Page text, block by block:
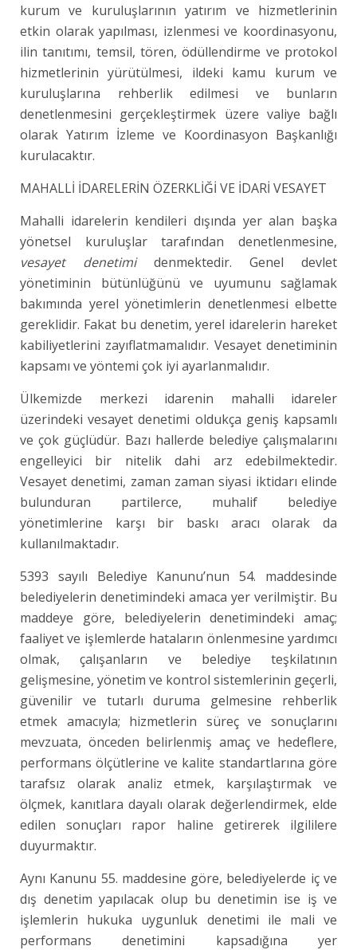
kurum ve kuruluşlarının yatırım ve hizmetlerinin
etkin olarak yapılması, izlenmesi ve koordinasyonu,
ilin tanıtımı, temsil, tören, ödüllendirme ve protokol
hizmetlerinin yürütülmesi, ildeki kamu kurum ve
kuruluşlarına rehberlik edilmesi ve bunların
denetlenmesini gerçekleştirmek üzere valiye bağlı
olarak Yatırım İzleme ve Koordinasyon Başkanlığı
kurulacaktır.
MAHALLİ İDARELERİN ÖZERKLİĞİ VE İDARİ VESAYET
Mahalli idarelerin kendileri dışında yer alan başka
yönetsel kuruluşlar tarafından denetlenmesine,
vesayet denetimidenmektedir. Genel devlet
yönetiminin bütünlüğünü ve uyumunu sağlamak
bakımında yerel yönetimlerin denetlenmesi elbette
gereklidir. Fakat bu denetim, yerel idarelerin hareket
kabiliyetlerini zayıflatmamalıdır. Vesayet denetiminin
kapsamı ve yöntemi çok iyi ayarlanmalıdır.
Ülkemizde merkezi idarenin mahalli idareler
üzerindeki vesayet denetimi oldukça geniş kapsamlı
ve çok güçlüdür. Bazı hallerde belediye çalışmalarını
engelleyici bir nitelik dahi arz edebilmektedir.
Vesayet denetimi, zaman zaman siyasi iktidarı elinde
bulunduran partilerce, muhalif belediye
yönetimlerine karşı bir baskı aracı olarak da
kullanılmaktadır.
5393 sayılı Belediye Kanunu’nun 54. maddesinde
belediyelerin denetimindeki amaca yer verilmiştir. Bu
maddeye göre, belediyelerin denetimindeki amaç;
faaliyet ve işlemlerde hataların önlenmesine yardımcı
olmak, çalışanların ve belediye teşkilatının
gelişmesine, yönetim ve kontrol sistemlerinin geçerli,
güvenilir ve tutarlı duruma gelmesine rehberlik
etmek amacıyla; hizmetlerin süreç ve sonuçlarını
mevzuata, önceden belirlenmiş amaç ve hedeflere,
performans ölçütlerine ve kalite standartlarına göre
tarafsız olarak analiz etmek, karşılaştırmak ve
ölçmek, kanıtlara dayalı olarak değerlendirmek, elde
edilen sonuçları rapor haline getirerek ilgililere
duyurmaktır.
Aynı Kanunu 55. maddesine göre, belediyelerde iç ve
dış denetim yapılacak olup bu denetimin ise iş ve
işlemlerin hukuka uygunluk denetimi ile mali ve
performans denetimini kapsadığına yer